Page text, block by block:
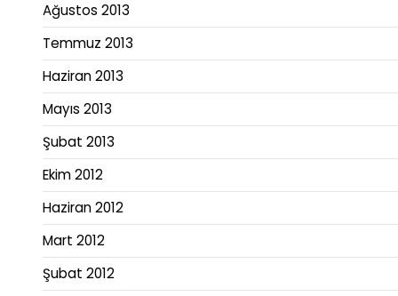
Ağustos 2013
Temmuz 2013
Haziran 2013
Mayıs 2013
Şubat 2013
Ekim 2012
Haziran 2012
Mart 2012
Şubat 2012